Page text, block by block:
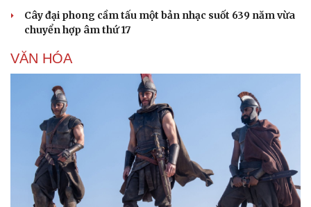
Thể thao
Thế giới thể thao
Hậu trường
Cây đại phong cầm tấu một bản nhạc suốt 639 năm vừa
chuyển hợp âm thứ 17
VĂN HÓA